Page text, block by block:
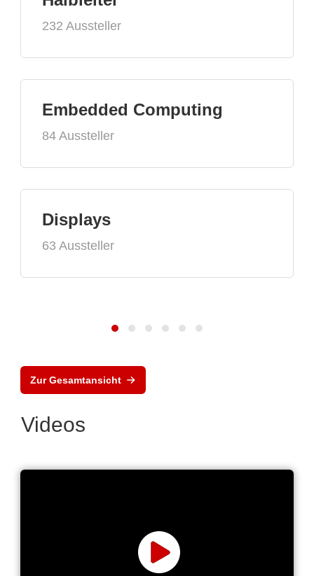
232 Aussteller
Embedded Computing
84 Aussteller
Displays
63 Aussteller
Zur Gesamtansicht
Videos